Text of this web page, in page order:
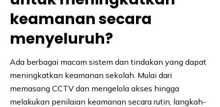
keamanan secara
menyeluruh?
Ada berbagai macam sistem dan tindakan yang dapat
meningkatkan keamanan sekolah. Mulai dari
memasang CCTV dan mengelola akses hingga
melakukan penilaian keamanan secara rutin, langkah-